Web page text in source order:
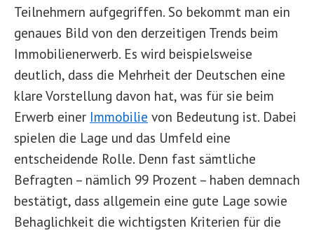
Teilnehmern aufgegriffen. So bekommt man ein
genaues Bild von den derzeitigen Trends beim
Immobilienerwerb. Es wird beispielsweise
deutlich, dass die Mehrheit der Deutschen eine
klare Vorstellung davon hat, was für sie beim
Erwerb einer Immobilie von Bedeutung ist. Dabei
spielen die Lage und das Umfeld eine
entscheidende Rolle. Denn fast sämtliche
Befragten – nämlich 99 Prozent – haben demnach
bestätigt, dass allgemein eine gute Lage sowie
Behaglichkeit die wichtigsten Kriterien für die